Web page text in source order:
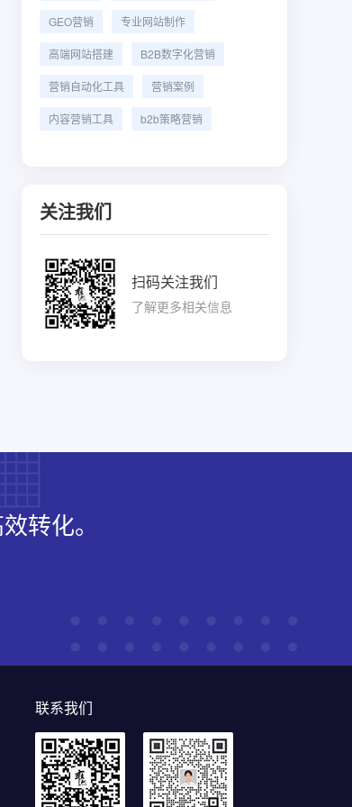
GEO营销 专业网站制作
高端网站搭建 B2B数字化营销
营销自动化工具 营销案例
内容营销工具 b2b策略营销
关注我们
扫码关注我们
了解更多相关信息
转化。
联系我们